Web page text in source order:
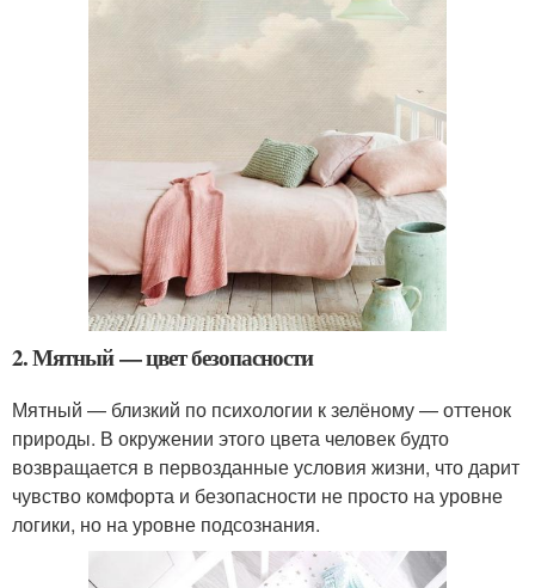
2. Мятный — цвет безопасности
Мятный — близкий по психологии к зелёному — оттенок
природы. В окружении этого цвета человек будто
возвращается в первозданные условия жизни, что дарит
чувство комфорта и безопасности не просто на уровне
логики, но на уровне подсознания.